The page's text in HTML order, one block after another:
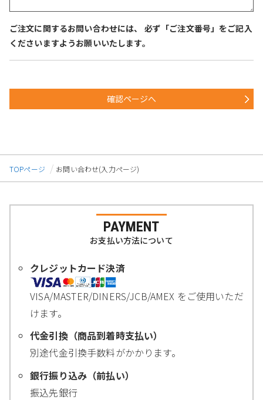
ご注文に関するお問い合わせには、 必ず「ご注文番号」をご記入
くださいますようお願いいたします。
確認ページへ
TOPページ お問い合わせ(入力ページ)
PAYMENT
お支払い方法について
クレジットカード決済
VISA/MASTER/DINERS/JCB/AMEX をご使用いただ
けます。
代金引換（商品到着時支払い）
別途代金引換手数料がかかります。
銀行振り込み（前払い）
振込先銀行